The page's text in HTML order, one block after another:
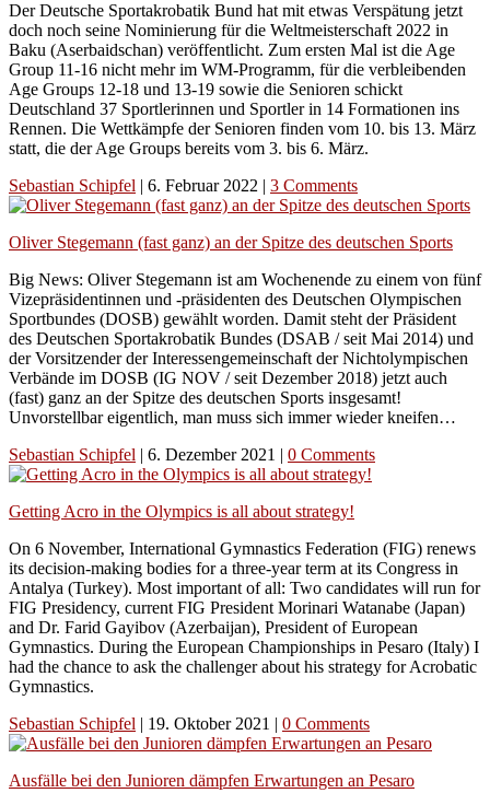
Der Deutsche Sportakrobatik Bund hat mit etwas Verspätung jetzt
doch noch seine Nominierung für die Weltmeisterschaft 2022 in
Baku (Aserbaidschan) veröffentlicht. Zum ersten Mal ist die Age
Group 11-16 nicht mehr im WM-Programm, für die verbleibenden
Age Groups 12-18 und 13-19 sowie die Senioren schickt
Deutschland 37 Sportlerinnen und Sportler in 14 Formationen ins
Rennen. Die Wettkämpfe der Senioren finden vom 10. bis 13. März
statt, die der Age Groups bereits vom 3. bis 6. März.
Sebastian Schipfel | 6. Februar 2022 | 3 Comments
Oliver Stegemann (fast ganz) an der Spitze des deutschen Sports
Big News: Oliver Stegemann ist am Wochenende zu einem von fünf
Vizepräsidentinnen und -präsidenten des Deutschen Olympischen
Sportbundes (DOSB) gewählt worden. Damit steht der Präsident
des Deutschen Sportakrobatik Bundes (DSAB / seit Mai 2014) und
der Vorsitzender der Interessengemeinschaft der Nichtolympischen
Verbände im DOSB (IG NOV / seit Dezember 2018) jetzt auch
(fast) ganz an der Spitze des deutschen Sports insgesamt!
Unvorstellbar eigentlich, man muss sich immer wieder kneifen…
Sebastian Schipfel | 6. Dezember 2021 | 0 Comments
Getting Acro in the Olympics is all about strategy!
On 6 November, International Gymnastics Federation (FIG) renews
its decision-making bodies for a three-year term at its Congress in
Antalya (Turkey). Most important of all: Two candidates will run for
FIG Presidency, current FIG President Morinari Watanabe (Japan)
and Dr. Farid Gayibov (Azerbaijan), President of European
Gymnastics. During the European Championships in Pesaro (Italy) I
had the chance to ask the challenger about his strategy for Acrobatic
Gymnastics.
Sebastian Schipfel | 19. Oktober 2021 | 0 Comments
Ausfälle bei den Junioren dämpfen Erwartungen an Pesaro